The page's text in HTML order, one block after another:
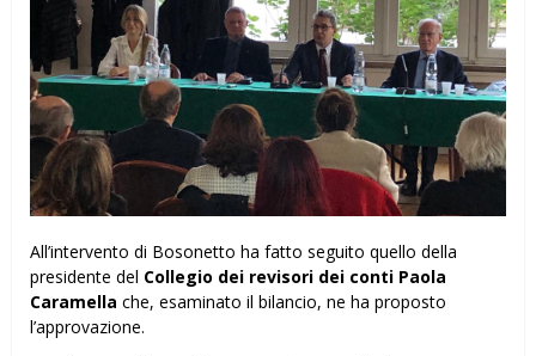
All’intervento di Bosonetto ha fatto seguito quello della
presidente del Collegio dei revisori dei conti Paola
Caramella che, esaminato il bilancio, ne ha proposto
l’approvazione.